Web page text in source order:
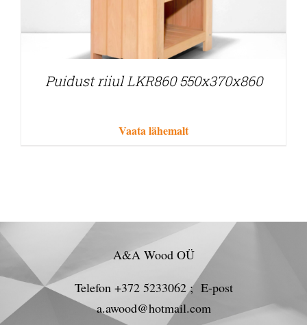
Puidust riiul LKR860 550x370x860
Vaata lähemalt
A&A Wood OÜ
Telefon +372 5233062 ; E-post
a.awood@hotmail.com